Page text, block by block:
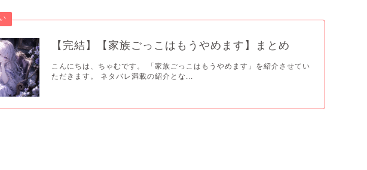
【完結】【家族ごっこはもうやめます】まとめ
こんにちは、ちゃむです。 「家族ごっこはもうやめます」を紹介させてい
ただきます。 ネタバレ満載の紹介とな...